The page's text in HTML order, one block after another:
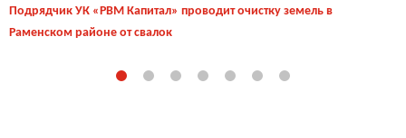
Подрядчик УК «РВМ Капитал» проводит очистку земель в
Раменском районе от свалок